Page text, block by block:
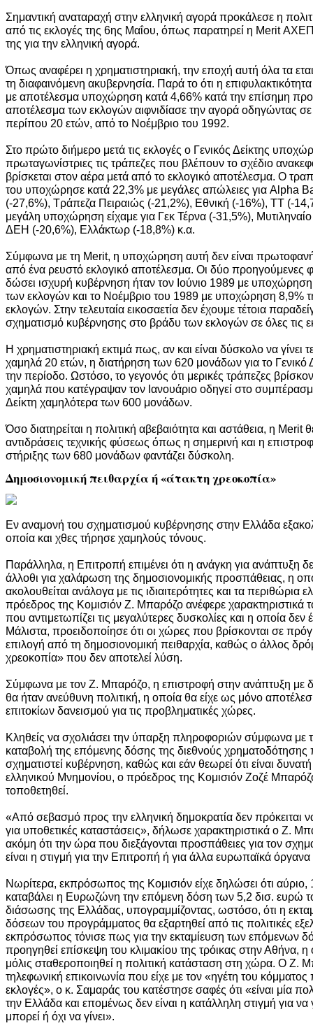
Σημαντική αναταραχή στην ελληνική αγορά προκάλεσε η
από τις εκλογές της 6ης Μαΐου, όπως παρατηρεί η Merit
της για την ελληνική αγορά.
Όπως αναφέρει η χρηματιστηριακή, την εποχή αυτή όλα τα
τη διαφαινόμενη ακυβερνησία. Παρά το ότι η
με αποτέλεσμα υποχώρηση κατά 4,66% κατά την επίσημη
αποτέλεσμα των εκλογών αιφνιδίασε την αγορά οδηγώντας
περίπου 20 ετών, από το Νοέμβριο του 1992.
Στο πρώτο διήμερο μετά τις εκλογές ο Γενικός Δείκτης
πρωταγωνίστριες τις τράπεζες που βλέπουν το σχέδιο
βρίσκεται στον αέρα μετά από το εκλογικό αποτέλεσμα. Ο
του υποχώρησε κατά 22,3% με μεγάλες απώλειες για Alpha
(-27,6%), Τράπεζα Πειραιώς (-21,2%), Εθνική (-16%), ΤΤ (-
μεγάλη υποχώρηση είχαμε για Γεκ Τέρνα (-31,5%),
ΔΕΗ (-20,6%), Ελλάκτωρ (-18,8%) κ.α.
Σύμφωνα με τη Merit, η υποχώρηση αυτή δεν είναι
από ένα ρευστό εκλογικό αποτέλεσμα. Οι δύο προηγούμενες
δώσει ισχυρή κυβέρνηση ήταν τον Ιούνιο 1989 με
των εκλογών και το Νοέμβριο του 1989 με υποχώρηση 8,9%
εκλογών. Στην τελευταία εικοσαετία δεν έχουμε τέτοια
σχηματισμό κυβέρνησης στο βράδυ των εκλογών σε όλες τις
Η χρηματιστηριακή εκτιμά πως, αν και είναι δύσκολο να γίνει
χαμηλά 20 ετών, η διατήρηση των 620 μονάδων για το Γενικό
την περίοδο. Ωστόσο, το γεγονός ότι μερικές τράπεζες
χαμηλά που κατέγραψαν τον Ιανουάριο οδηγεί στο
Δείκτη χαμηλότερα των 600 μονάδων.
Όσο διατηρείται η πολιτική αβεβαιότητα και αστάθεια, η Merit
αντιδράσεις τεχνικής φύσεως όπως η σημερινή και η
στήριξης των 680 μονάδων φαντάζει δύσκολη.
Δημοσιονομική πειθαρχία ή «άτακτη χρεοκοπία»
Εν αναμονή του σχηματισμού κυβέρνησης στην Ελλάδα
οποία και χθες τήρησε χαμηλούς τόνους.
Παράλληλα, η Επιτροπή επιμένει ότι η ανάγκη για ανάπτυξη
άλλοθι για χαλάρωση της δημοσιονομικής προσπάθειας, η
ακολουθείται ανάλογα με τις ιδιαιτερότητες και τα
πρόεδρος της Κομισιόν Ζ. Μπαρόζο ανέφερε χαρακτηριστικά
που αντιμετωπίζει τις μεγαλύτερες δυσκολίες και η οποία δεν
Μάλιστα, προειδοποίησε ότι οι χώρες που βρίσκονται σε
επιλογή από τη δημοσιονομική πειθαρχία, καθώς ο άλλος
χρεοκοπία» που δεν αποτελεί λύση.
Σύμφωνα με τον Ζ. Μπαρόζο, η επιστροφή στην ανάπτυξη με
θα ήταν ανεύθυνη πολιτική, η οποία θα είχε ως μόνο
επιτοκίων δανεισμού για τις προβληματικές χώρες.
Κληθείς να σχολιάσει την ύπαρξη πληροφοριών σύμφωνα με
καταβολή της επόμενης δόσης της διεθνούς
σχηματιστεί κυβέρνηση, καθώς και εάν θεωρεί ότι είναι
ελληνικού Μνημονίου, ο πρόεδρος της Κομισιόν Ζοζέ
τοποθετηθεί.
«Από σεβασμό προς την ελληνική δημοκρατία δεν πρόκειται
για υποθετικές καταστάσεις», δήλωσε χαρακτηριστικά ο Ζ.
ακόμη ότι την ώρα που διεξάγονται προσπάθειες για τον
είναι η στιγμή για την Επιτροπή ή για άλλα ευρωπαϊκά
Νωρίτερα, εκπρόσωπος της Κομισιόν είχε δηλώσει ότι αύριο,
καταβάλει η Ευρωζώνη την επόμενη δόση των 5,2 δισ. ευρώ
διάσωσης της Ελλάδας, υπογραμμίζοντας, ωστόσο, ότι η
δόσεων του προγράμματος θα εξαρτηθεί από τις πολιτικές
εκπρόσωπος τόνισε πως για την εκταμίευση των επόμενων
προηγηθεί επίσκεψη του κλιμακίου της τρόικας στην Αθήνα,
μόλις σταθεροποιηθεί η πολιτική κατάσταση στη χώρα. Ο Ζ.
τηλεφωνική επικοινωνία που είχε με τον «ηγέτη του
εκλογές», ο κ. Σαμαράς του κατέστησε σαφές ότι «είναι μία
την Ελλάδα και επομένως δεν είναι η κατάλληλη στιγμή για να
μπορεί ή όχι να γίνει».